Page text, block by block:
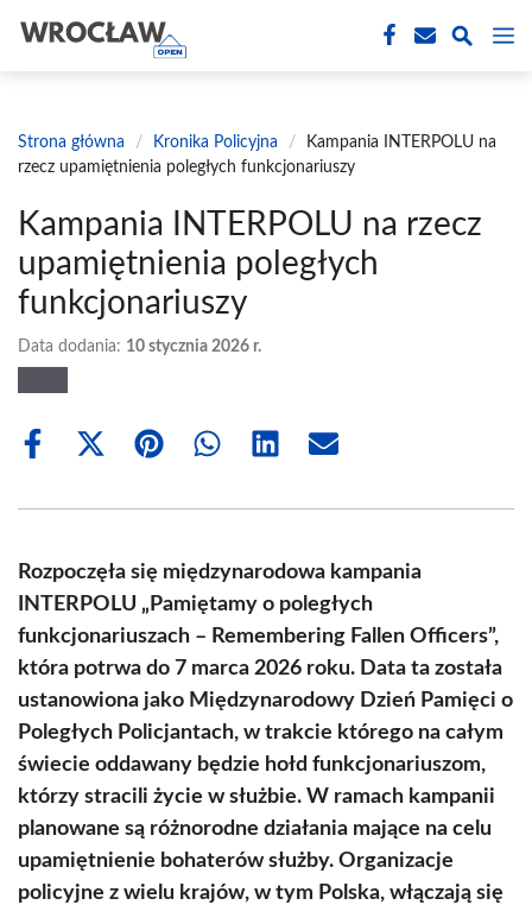
treści
Strona główna / Kronika Policyjna /
Kampania INTERPOLU na
rzecz upamiętnienia poległych funkcjonariuszy
Kampania INTERPOLU na rzecz
upamiętnienia poległych
funkcjonariuszy
Data dodania: 10 stycznia 2026 r.
Share
Share
(Twitter)
Share Share Share Share
Rozpoczęła się międzynarodowa kampania
INTERPOLU „Pamiętamy o poległych
funkcjonariuszach – Remembering Fallen Officers”,
która potrwa do 7 marca 2026 roku. Data ta została
ustanowiona jako Międzynarodowy Dzień Pamięci o
Poległych Policjantach, w trakcie którego na całym
świecie oddawany będzie hołd funkcjonariuszom,
którzy stracili życie w służbie. W ramach kampanii
planowane są różnorodne działania mające na celu
upamiętnienie bohaterów służby. Organizacje
policyjne z wielu krajów, w tym Polska, włączają się